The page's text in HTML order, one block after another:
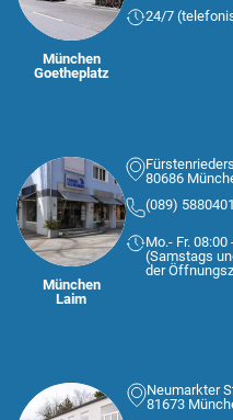
München
Goetheplatz
24/7
München
Laim
80686
(089)
Mo.- Fr. 08:00
(Samstags
der
Neumarkter
81673